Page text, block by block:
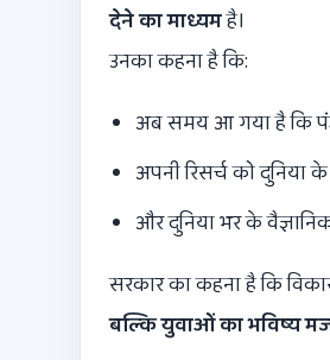
देने का माध्यमहै।
उनका कहना है कि:
अब समय आ गया है कि
अपनी रिसर्च को दुनिया
और दुनिया भर के
सरकार का कहना है कि
बल्कि युवाओं का भविष्य